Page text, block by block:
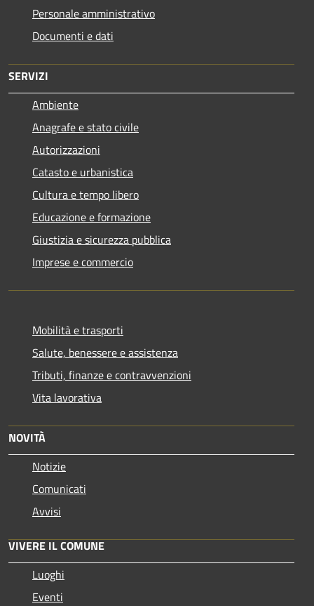
Personale amministrativo
Documenti e dati
SERVIZI
Ambiente
Anagrafe e stato civile
Autorizzazioni
Catasto e urbanistica
Cultura e tempo libero
Educazione e formazione
Giustizia e sicurezza pubblica
Imprese e commercio
Mobilità e trasporti
Salute, benessere e assistenza
Tributi, finanze e contravvenzioni
Vita lavorativa
NOVITÀ
Notizie
Comunicati
Avvisi
VIVERE IL COMUNE
Luoghi
Eventi